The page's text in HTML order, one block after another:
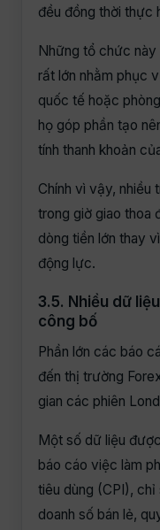
đều đồng thời thực
Những tổ chức
rất lớn nhằm phục
quốc tế hoặc
họ góp phần tạo
tính thanh khoản
Chính vì vậy, nhiều
trong giờ giao thoa
dòng tiền lớn thay
động lực.
3.5. Nhiều dữ
công bố
Phần lớn các báo
đến thị trường
gian các phiên
Một số dữ liệu
báo cáo việc làm
tiêu dùng (CPI), chỉ
doanh số bán lẻ,